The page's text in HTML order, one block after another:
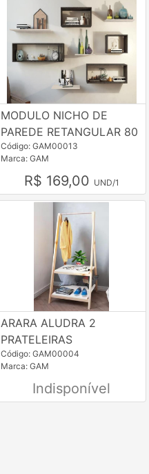
MODULO NICHO DE
PAREDE RETANGULAR 80
Código: GAM00013
Marca: GAM
R$ 169,00 UND/1
ARARA ALUDRA 2
PRATELEIRAS
Código: GAM00004
Marca: GAM
Indisponível